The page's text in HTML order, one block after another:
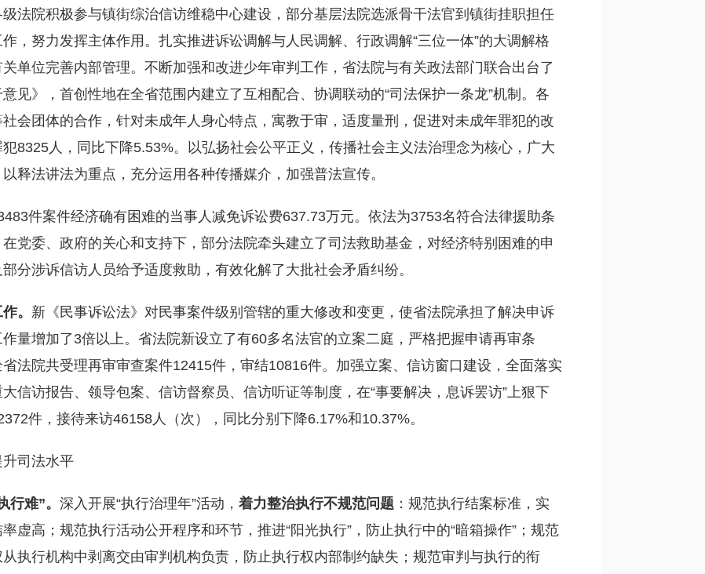
级法院积极参与镇街综治信访维稳中心建设，部分基层法院选派骨干法官到镇街挂职担任
，努力发挥主体作用。扎实推进诉讼调解与人民调解、行政调解“三位一体”的大调解格
单位完善内部管理。不断加强和改进少年审判工作，省法院与有关政法部门联合出台了
见》，首创性地在全省范围内建立了互相配合、协调联动的“司法保护一条龙”机制。各
会团体的合作，针对未成年人身心特点，寓教于审，适度量刑，促进对未成年罪犯的改
8325人，同比下降5.53%。以弘扬社会公平正义，传播社会主义法治理念为核心，广大
释法讲法为重点，充分运用各种传播媒介，加强普法宣传。
件案件经济确有困难的当事人减免诉讼费637.73万元。依法为3753名符合法律援助条
党委、政府的关心和支持下，部分法院牵头建立了司法救助基金，对经济特别困难的申
分涉诉信访人员给予适度救助，有效化解了大批社会矛盾纠纷。
。 新《民事诉讼法》对民事案件级别管辖的重大修改和变更，使省法院承担了解决申诉
量增加了3倍以上。省法院新设立了有60多名法官的立案二庭，严格把握申请再审条
法院共受理再审审查案件12415件，审结10816件。加强立案、信访窗口建设，全面落实
信访报告、领导包案、信访督察员、信访听证等制度，在“事要解决，息诉罢访”上狠下
件，接待来访46158人（次），同比分别下降6.17%和10.37%。
司法水平
行难”。 深入开展“执行治理年”活动， 着力整治执行不规范问题 ：规范执行结案标准，实
虚高；规范执行活动公开程序和环节，推进“阳光执行”，防止执行中的“暗箱操作”；规范
执行机构中剥离交由审判机构负责，防止执行权内部制约缺失；规范审判与执行的衔